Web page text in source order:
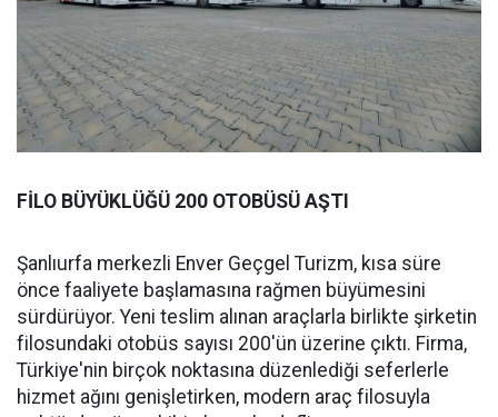
FİLO BÜYÜKLÜĞÜ 200 OTOBÜSÜ AŞTI
Şanlıurfa merkezli Enver Geçgel Turizm, kısa süre
önce faaliyete başlamasına rağmen büyümesini
sürdürüyor. Yeni teslim alınan araçlarla birlikte şirketin
filosundaki otobüs sayısı 200'ün üzerine çıktı. Firma,
Türkiye'nin birçok noktasına düzenlediği seferlerle
hizmet ağını genişletirken, modern araç filosuyla